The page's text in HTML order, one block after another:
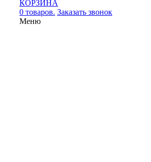
КОРЗИНА
0 товаров. Заказать звонок
Меню